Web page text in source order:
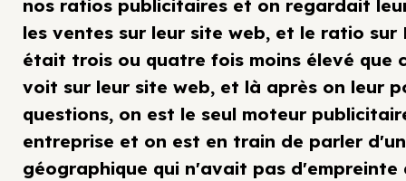
nos ratios publicitaires et on regardait
les ventes sur leur site web, et le ratio sur
était trois ou quatre fois moins élevé que
voit sur leur site web, et là après on leur
questions, on est le seul moteur
entreprise et on est en train de parler
géographique qui n'avait pas d'empreinte